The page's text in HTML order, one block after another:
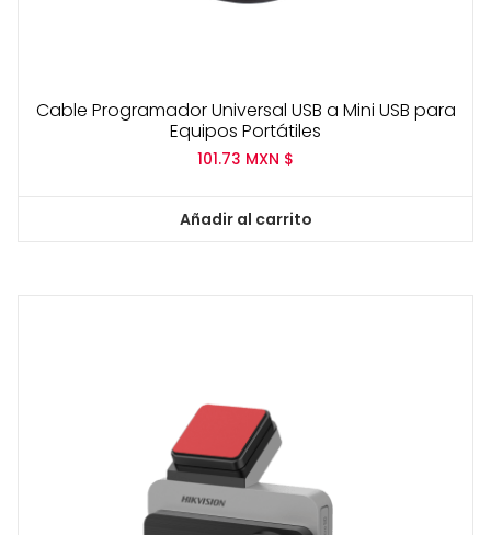
Cable Programador Universal USB a Mini USB para
Equipos Portátiles
101.73 MXN $
Añadir al carrito